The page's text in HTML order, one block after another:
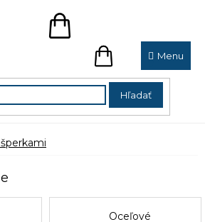
Hľadať
NÁKUPNÝ
NÁKUPNÝ
KOŠÍK
Oceľové